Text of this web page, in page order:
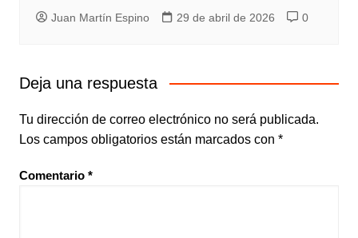
Juan Martín Espino 29 de abril de 2026 0
Deja una respuesta
Tu dirección de correo electrónico no será publicada.
Los campos obligatorios están marcados con *
Comentario *